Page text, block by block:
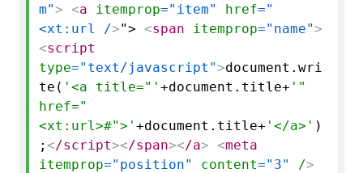
m"> <a itemprop="item" href="
<xt:url />"> <span itemprop="name">
<script
type="text/javascript">document. wri
te ( '<a title="' +document. title+ '"
href="
<xt:url>#">' +document. title+ '</a>' )
; </script></span></a> <meta
itemprop="position" content="3" />